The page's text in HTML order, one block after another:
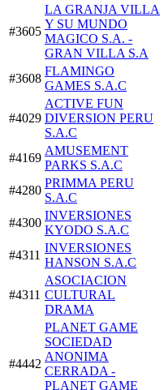
#3605
LA GRANJA VILLA
Y SU MUNDO
MAGICO S.A. -
GRAN VILLA S.A
#3608
FLAMINGO
GAMES S.A.C
#4029
ACTIVE FUN
DIVERSION PERU
S.A.C
#4169
AMUSEMENT
PARKS S.A.C
#4280
PRIMMA PERU
S.A.C
#4300
INVERSIONES
KYODO S.A.C
#4311
INVERSIONES
HANSON S.A.C
#4311
ASOCIACION
CULTURAL
DRAMA
#4442
PLANET GAME
SOCIEDAD
ANONIMA
CERRADA -
PLANET GAME